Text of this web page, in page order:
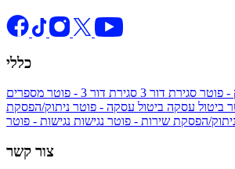
כללי
- פוטר סגירת דור 3 סגירת דור 3 - פוטר
מספרים
ביטול עסקה ביטול עסקה - פוטר ניתוק/הפסקת
הפסקת שירות - פוטר נגישות
צור קשר